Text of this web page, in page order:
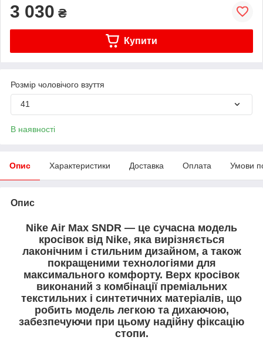
3 030 ₴
Купити
Розмір чоловічого взуття
41
В наявності
Опис Характеристики Доставка Оплата Умови
Опис
Nike Air Max SNDR — це сучасна модель
кросівок від Nike, яка вирізняється
лаконічним і стильним дизайном, а також
покращеними технологіями для
максимального комфорту. Верх кросівок
виконаний з комбінації преміальних
текстильних і синтетичних матеріалів, що
робить модель легкою та дихаючою,
забезпечуючи при цьому надійну фіксацію
стопи.